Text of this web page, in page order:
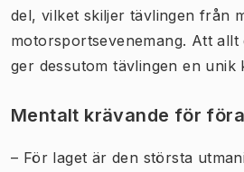
del, vilket skiljer tävlingen från
motorsportsevenemang. Att
ger dessutom tävlingen en unik
Mentalt krävande för
– För laget är den största